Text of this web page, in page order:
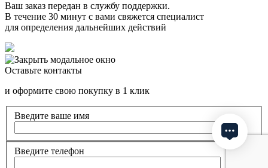
Ваш заказ передан в службу поддержки.
В течение 30 минут с вами свяжется специалист
для определения дальнейших действий
Оставьте контакты
и оформите свою покупку в 1 клик
Введите ваше имя
Введите телефон